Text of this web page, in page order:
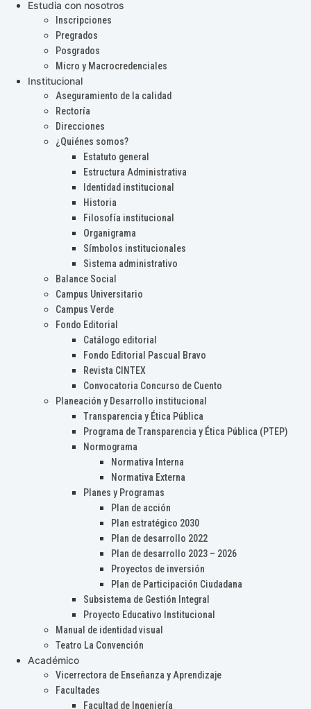
Estudia con nosotros
Inscripciones
Pregrados
Posgrados
Micro y Macrocredenciales
Institucional
Aseguramiento de la calidad
Rectoría
Direcciones
¿Quiénes somos?
Estatuto general
Estructura Administrativa
Identidad institucional
Historia
Filosofía institucional
Organigrama
Símbolos institucionales
Sistema administrativo
Balance Social
Campus Universitario
Campus Verde
Fondo Editorial
Catálogo editorial
Fondo Editorial Pascual Bravo
Revista CINTEX
Convocatoria Concurso de Cuento
Planeación y Desarrollo institucional
Transparencia y Ética Pública
Programa de Transparencia y Ética Pública (PTEP)
Normograma
Normativa Interna
Normativa Externa
Planes y Programas
Plan de acción
Plan estratégico 2030
Plan de desarrollo 2022
Plan de desarrollo 2023 – 2026
Proyectos de inversión
Plan de Participación Ciudadana
Subsistema de Gestión Integral
Proyecto Educativo Institucional
Manual de identidad visual
Teatro La Convención
Académico
Vicerrectora de Enseñanza y Aprendizaje
Facultades
Facultad de Ingeniería